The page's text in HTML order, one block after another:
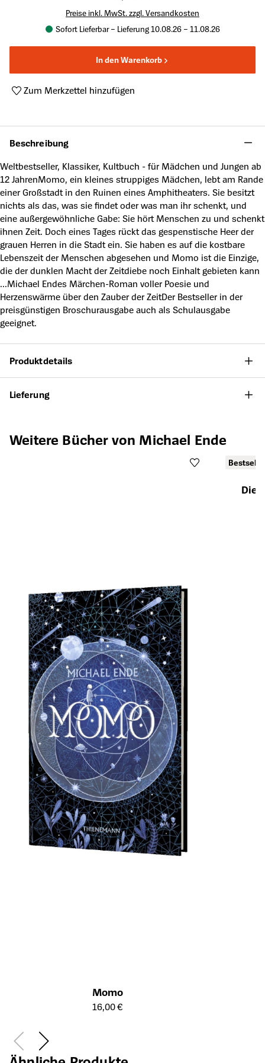
Preise inkl. MwSt. zzgl. Versandkosten
Sofort Lieferbar – Lieferung 10.08.26 – 11.08.26
In den Warenkorb
Zum Merkzettel hinzufügen
Beschreibung
Weltbestseller, Klassiker, Kultbuch - für Mädchen und Jungen ab
12 JahrenMomo, ein kleines struppiges Mädchen, lebt am Rande
einer Großstadt in den Ruinen eines Amphitheaters. Sie besitzt
nichts als das, was sie findet oder was man ihr schenkt, und
eine außergewöhnliche Gabe: Sie hört Menschen zu und schenkt
ihnen Zeit. Doch eines Tages rückt das gespenstische Heer der
grauen Herren in die Stadt ein. Sie haben es auf die kostbare
Lebenszeit der Menschen abgesehen und Momo ist die Einzige,
die der dunklen Macht der Zeitdiebe noch Einhalt gebieten kann
...Michael Endes Märchen-Roman voller Poesie und
Herzenswärme über den Zauber der ZeitDer Bestseller in der
preisgünstigen Broschurausgabe auch als Schulausgabe
geeignet.
Produktdetails
Lieferung
Produktgalerie überspringen
Weitere Bücher von Michael Ende
Momo
Öffnet die Detailseite des Produkts
16,00 €
Die